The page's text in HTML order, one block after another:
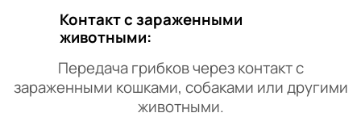
Контакт с зараженными
животными:
Передача грибков через контакт с
зараженными кошками, собаками или другими
животными.